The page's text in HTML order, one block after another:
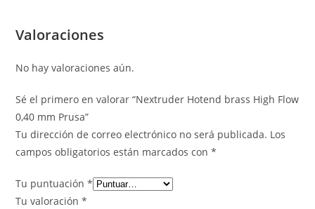
Valoraciones
No hay valoraciones aún.
Sé el primero en valorar “Nextruder Hotend brass High Flow
0,40 mm Prusa”
Tu dirección de correo electrónico no será publicada. Los
campos obligatorios están marcados con*
Tu puntuación*
Tu valoración*